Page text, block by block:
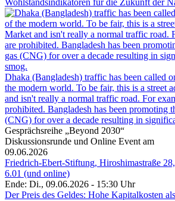
Wohlstandsindikatoren für die Zukunft der
Dhaka (Bangladesh) traffic has been called
the modern world. To be fair, this is a street
and isn't really a normal traffic road. For
prohibited. Bangladesh has been promoting
(CNG) for over a decade resulting in
Gesprächsreihe „Beyond 2030“
Diskussionsrunde und Online Event am
09.06.2026
Friedrich-Ebert-Stiftung, Hiroshimastraße
6.01 (und online)
Ende: Di., 09.06.2026 - 15:30 Uhr
Der Preis des Geldes: Hohe Kapitalkosten als